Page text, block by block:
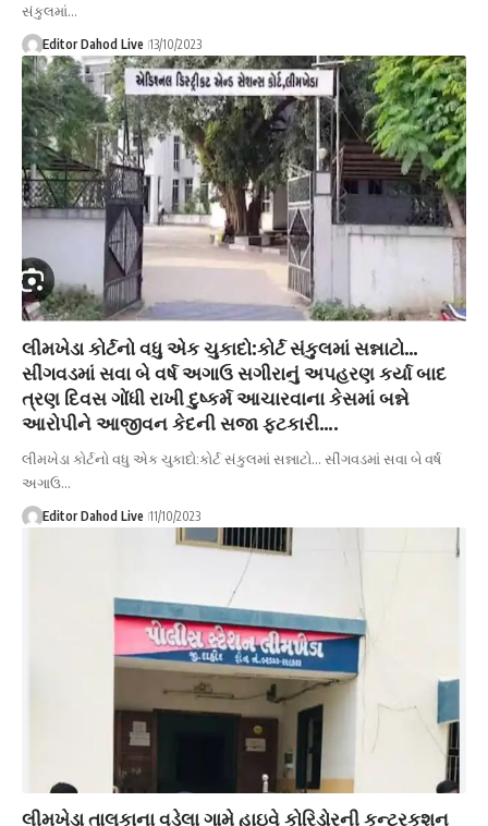
સંકુલમાં…
Editor Dahod Live 13/10/2023
લીમખેડા કોર્ટનો વધુ એક ચુકાદો:કોર્ટ સંકુલમાં સન્નાટો…
સીંગવડમાં સવા બે વર્ષ અગાઉ સગીરાનું અપહરણ કર્યા બાદ
ત્રણ દિવસ ગોંધી રાખી દુષ્કર્મ આચારવાના કેસમાં બન્ને
આરોપીને આજીવન કેદની સજા ફટકારી….
લીમખેડા કોર્ટનો વધુ એક ચુકાદો:કોર્ટ સંકુલમાં સન્નાટો... સીંગવડમાં સવા બે વર્ષ
અગાઉ…
Editor Dahod Live 11/10/2023
લીમખેડા તાલુકાના વડેલા ગામે હાઇવે કોરિડોરની કન્ટ્રકશન